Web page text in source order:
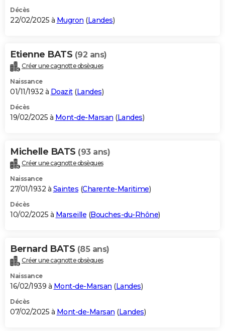
Décès
22/02/2025 à Mugron (Landes)
Etienne BATS (92 ans)
Créer une cagnotte obsèques
Naissance
01/11/1932 à Doazit(Landes)
Décès
19/02/2025 à Mont-de-Marsan (Landes)
Michelle BATS (93 ans)
Créer une cagnotte obsèques
Naissance
27/01/1932 à Saintes (Charente-Maritime)
Décès
10/02/2025 à Marseille (Bouches-du-Rhône)
Bernard BATS (85 ans)
Créer une cagnotte obsèques
Naissance
16/02/1939 à Mont-de-Marsan (Landes)
Décès
07/02/2025 à Mont-de-Marsan (Landes)